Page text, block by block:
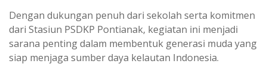
Dengan dukungan penuh dari sekolah serta komitmen
dari Stasiun PSDKP Pontianak, kegiatan ini menjadi
sarana penting dalam membentuk generasi muda yang
siap menjaga sumber daya kelautan Indonesia.